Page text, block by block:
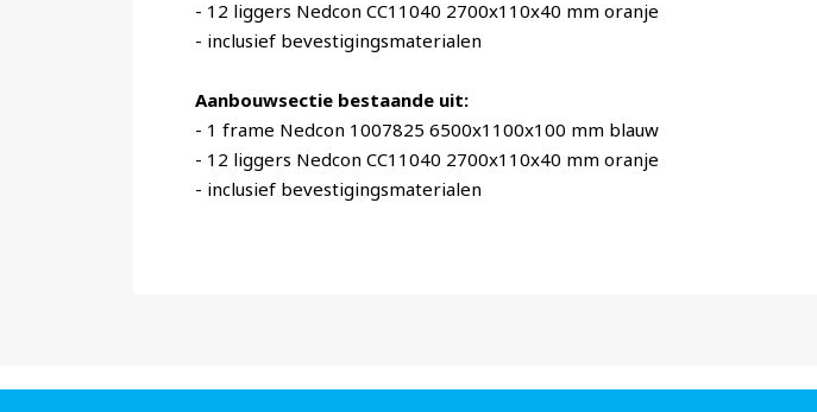
- 12 liggers Nedcon CC11040 2700x110x40 mm oranje
- inclusief bevestigingsmaterialen
Aanbouwsectie bestaande uit:
- 1 frame Nedcon 1007825 6500x1100x100 mm blauw
- 12 liggers Nedcon CC11040 2700x110x40 mm oranje
- inclusief bevestigingsmaterialen